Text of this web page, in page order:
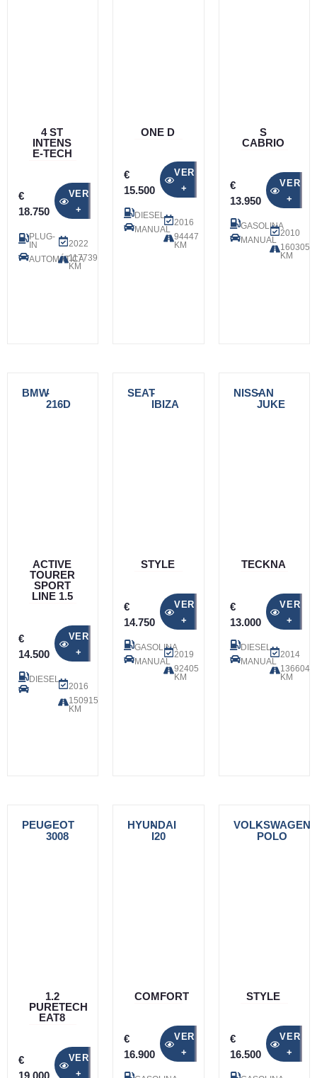
4 ST
INTENS
E-TECH
€
18.750
VER
+
PLUG-
IN
AUTOMÁTICA
2022
117739
KM
ONE D
€
15.500
VER
+
DIESEL
MANUAL
2016
94447
KM
S
CABRIO
€
13.950
VER
+
GASOLINA
MANUAL
2010
160305
KM
BMW-
216D
ACTIVE
TOURER
SPORT
LINE 1.5
€
14.500
VER
+
DIESEL
2016
150915
KM
SEAT
-
IBIZA
STYLE
€
14.750
VER
+
GASOLINA
MANUAL
2019
92405
KM
NISSAN
-
JUKE
TECKNA
€
13.000
VER
+
DIESEL
MANUAL
2014
136604
KM
PEUGEOT
-
3008
1.2
PURETECH
EAT8
€
19.000
VER
+
HYUNDAI
-
I20
COMFORT
€
16.900
VER
+
VOLKSWAGEN
-
POLO
STYLE
€
16.500
VER
+